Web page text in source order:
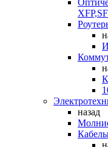
назад